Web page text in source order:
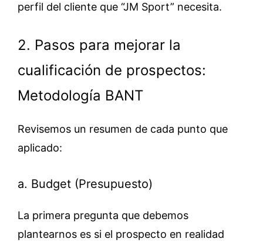
perfil del cliente que “JM Sport” necesita.
2. Pasos para mejorar la
cualificación de prospectos:
Metodología BANT
Revisemos un resumen de cada punto que
aplicado:
a. Budget (Presupuesto)
La primera pregunta que debemos
plantearnos es si el prospecto en realidad